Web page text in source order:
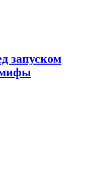
запуском
мифы